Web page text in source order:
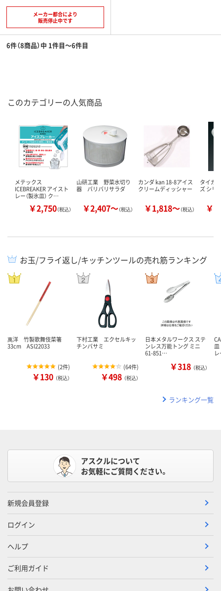
メーカー都合により
販売停止中です
6件（8商品）中 1件目～6件目
このカテゴリーの人気商品
メテックス
ICEBREAKER アイスト
レー（製氷皿） ク…
￥2,750（税込）
山研工業 野菜水切り
器 バリバリサラダ
￥2,407～（税込）
カンダ kan 18-8アイス
クリームディッシャー
￥1,818～（税込）
タイガ
ズ シリ
￥
お玉/フライ返し/キッチンツールの売れ筋ランキング
萬洋 竹製歌舞伎菜箸
33cm ASI22033
(2件)
￥130 （税込）
下村工業 エクセルキッ
チンバサミ
(64件)
￥498 （税込）
日本メタルワークス ステ
ンレス万能トング ミニ
61-851…
￥318 （税込）
ランキング一覧
アスクルについて
お気軽にご質問ください。
新規会員登録
ログイン
ヘルプ
ご利用ガイド